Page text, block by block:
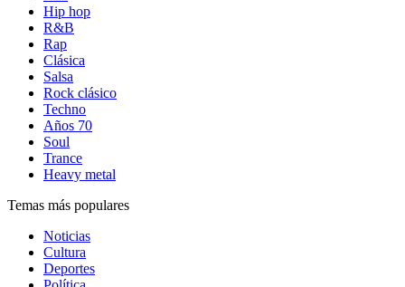
Hip hop
R&B
Rap
Clásica
Salsa
Rock clásico
Techno
Años 70
Soul
Trance
Heavy metal
Temas más populares
Noticias
Cultura
Deportes